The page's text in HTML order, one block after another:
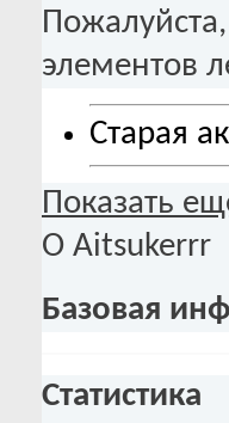
элементов
Старая
Показать
О Aitsukerrr
Базовая
Статистика